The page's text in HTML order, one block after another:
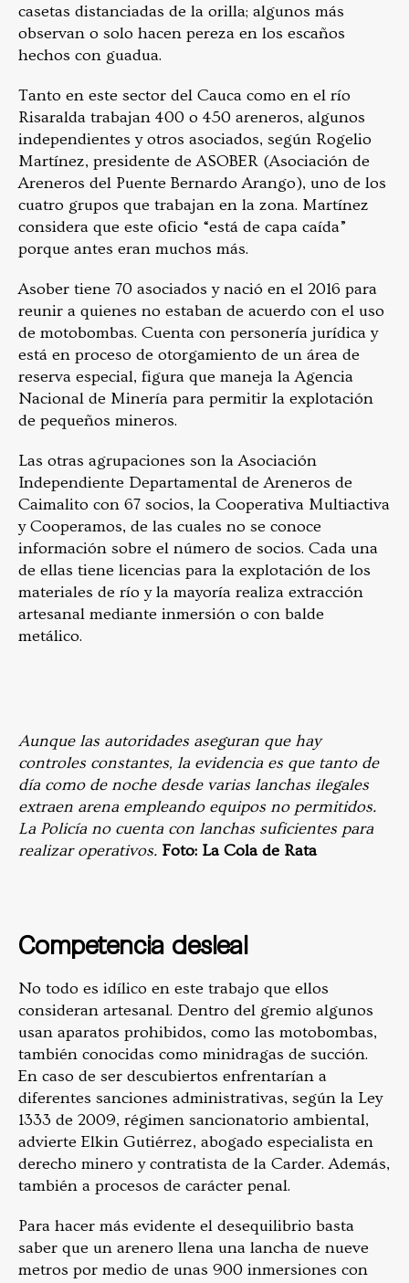
casetas distanciadas de la orilla; algunos más
observan o solo hacen pereza en los escaños
hechos con guadua.
Tanto en este sector del Cauca como en el río
Risaralda trabajan 400 o 450 areneros, algunos
independientes y otros asociados, según Rogelio
Martínez, presidente de ASOBER (Asociación de
Areneros del Puente Bernardo Arango), uno de los
cuatro grupos que trabajan en la zona. Martínez
considera que este oficio “está de capa caída”
porque antes eran muchos más.
Asober tiene 70 asociados y nació en el 2016 para
reunir a quienes no estaban de acuerdo con el uso
de motobombas. Cuenta con personería jurídica y
está en proceso de otorgamiento de un área de
reserva especial, figura que maneja la Agencia
Nacional de Minería para permitir la explotación
de pequeños mineros.
Las otras agrupaciones son la Asociación
Independiente Departamental de Areneros de
Caimalito con 67 socios, la Cooperativa Multiactiva
y Cooperamos, de las cuales no se conoce
información sobre el número de socios. Cada una
de ellas tiene licencias para la explotación de los
materiales de río y la mayoría realiza extracción
artesanal mediante inmersión o con balde
metálico.
Aunque las autoridades aseguran que hay
controles constantes, la evidencia es que tanto de
día como de noche desde varias lanchas ilegales
extraen arena empleando equipos no permitidos.
La Policía no cuenta con lanchas suficientes para
realizar operativos. Foto: La Cola de Rata
Competencia desleal
No todo es idílico en este trabajo que ellos
consideran artesanal. Dentro del gremio algunos
usan aparatos prohibidos, como las motobombas,
también conocidas como minidragas de succión.
En caso de ser descubiertos enfrentarían a
diferentes sanciones administrativas, según la Ley
1333 de 2009, régimen sancionatorio ambiental,
advierte Elkin Gutiérrez, abogado especialista en
derecho minero y contratista de la Carder. Además,
también a procesos de carácter penal.
Para hacer más evidente el desequilibrio basta
saber que un arenero llena una lancha de nueve
metros por medio de unas 900 inmersiones con